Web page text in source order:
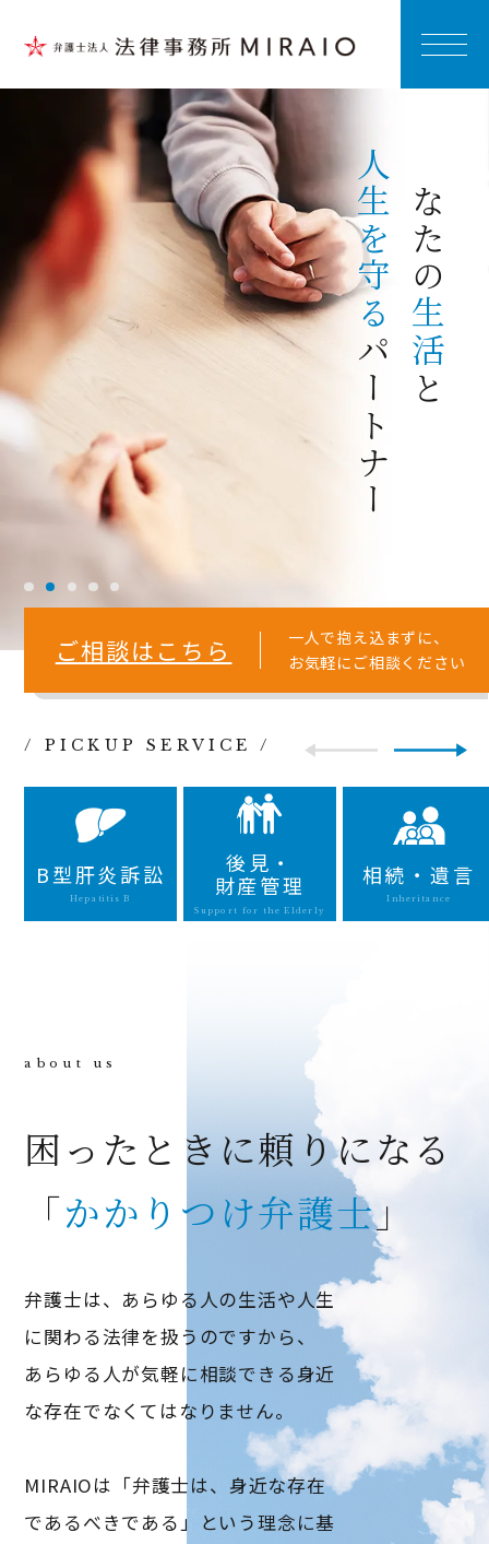
あなたの
生活
と
人生を守る
パートナー
ご相談はこちら
一人で抱え込まずに、
お気軽にご相談ください
/ PICKUP SERVICE /
B型肝炎訴訟
Hepatitis B
後見・
財産管理
Support for the Elderly
相続・遺言
Inheritance
困ったときに頼りになる
「かかりつけ弁護士」
弁護士は、あらゆる人の生活や人生
に関わる法律を扱うのですから、
あらゆる人が気軽に相談できる身近
な存在でなくてはなりません。
MIRAIOは「弁護士は、身近な存在
であるべきである」という理念に基